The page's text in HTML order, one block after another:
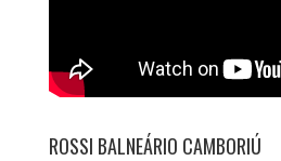
ROSSI BALNEÁRIO CAMBORIÚ